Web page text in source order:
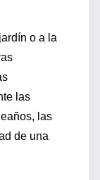
o a la
las
las
de una